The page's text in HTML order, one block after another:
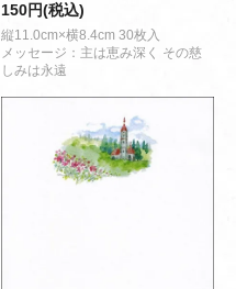
150円(税込)
縦11.0cm×横8.4cm 30枚入
メッセージ：主は恵み深く その慈
しみは永遠